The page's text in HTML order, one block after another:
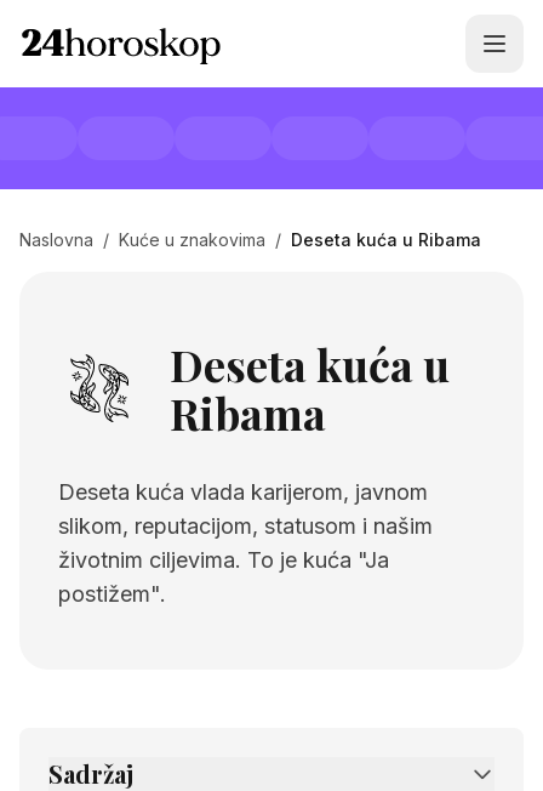
Naslovna / Kuće u znakovima / Deseta kuća u Ribama
Deseta kuća u
Ribama
Deseta kuća vlada karijerom, javnom
slikom, reputacijom, statusom i našim
životnim ciljevima. To je kuća "Ja
postižem".
Sadržaj